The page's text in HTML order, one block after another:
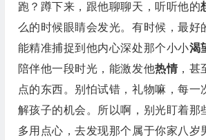
跑？蹲下来，跟他聊聊天，听听他的
么的时候眼睛会发光。有时候，最好
能精准捕捉到他内心深处那个小小渴
陪伴他一段时光，能激发他热情，甚
点的东西。别怕试错，礼物嘛，每一
解孩子的机会。所以啊，别光盯着那
多用点心，去发现那个属于你家八岁